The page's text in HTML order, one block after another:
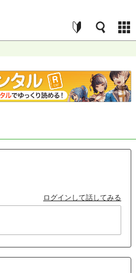
ログインして話してみる